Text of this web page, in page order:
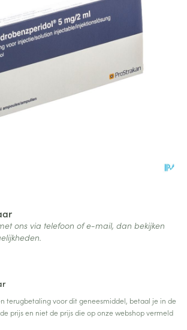
terugbetaling voor dit geneesmiddel, betaal je in de
prijs en niet de prijs die op onze webshop vermeld
ons via telefoon of e-mail, dan bekijken